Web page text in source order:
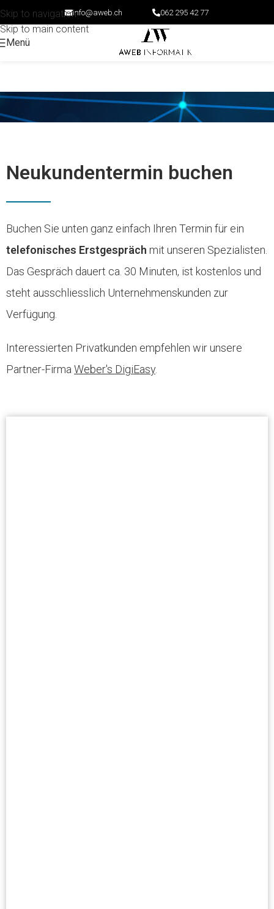
Skip to navigation
Skip to main content
info@aweb.ch 062 295 42 77
Menü
Neukundentermin buchen
Buchen Sie unten ganz einfach Ihren Termin für ein
telefonisches Erstgespräch mit unseren Spezialisten.
Das Gespräch dauert ca. 30 Minuten, ist kostenlos und
steht ausschliesslich Unternehmenskunden zur
Verfügung.
Interessierten Privatkunden empfehlen wir unsere
Partner-Firma Weber's DigiEasy.